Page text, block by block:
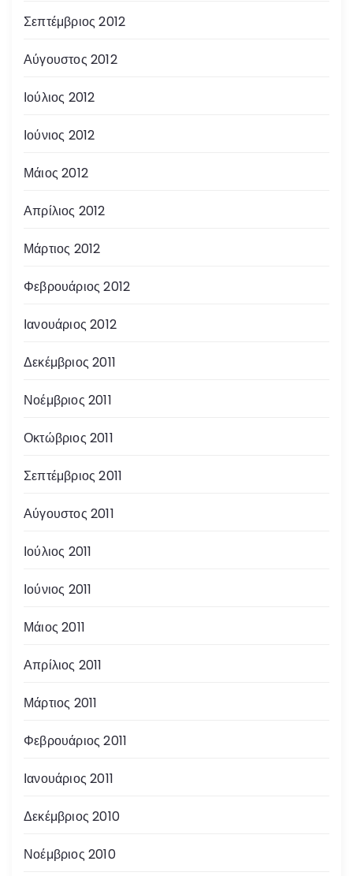
Σεπτέμβριος 2012
Αύγουστος 2012
Ιούλιος 2012
Ιούνιος 2012
Μάιος 2012
Απρίλιος 2012
Μάρτιος 2012
Φεβρουάριος 2012
Ιανουάριος 2012
Δεκέμβριος 2011
Νοέμβριος 2011
Οκτώβριος 2011
Σεπτέμβριος 2011
Αύγουστος 2011
Ιούλιος 2011
Ιούνιος 2011
Μάιος 2011
Απρίλιος 2011
Μάρτιος 2011
Φεβρουάριος 2011
Ιανουάριος 2011
Δεκέμβριος 2010
Νοέμβριος 2010